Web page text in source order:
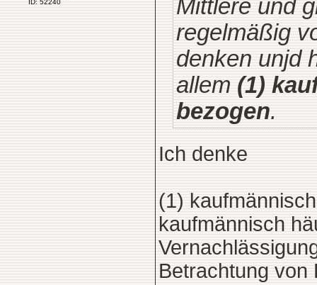
ID: 52240
Mittlere und
regelmäßig
denken unjd
allem (1)
bezogen.
Ich denke
(1)
kaufmännisch
Betrachtung von